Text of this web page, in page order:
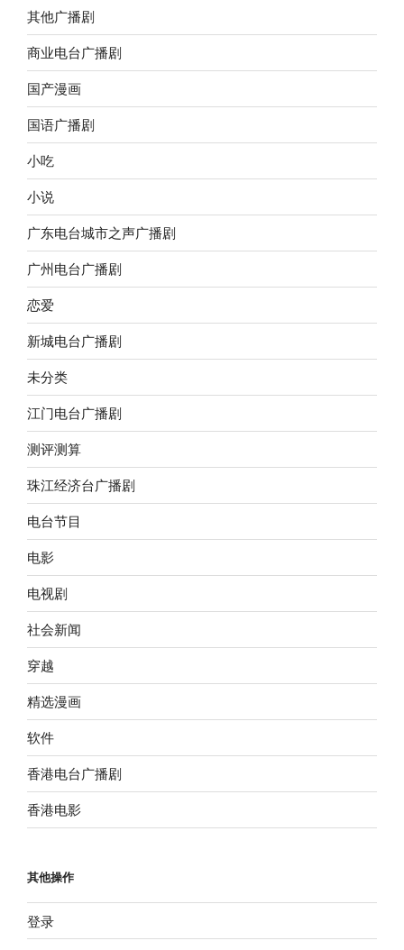
其他广播剧
商业电台广播剧
国产漫画
国语广播剧
小吃
小说
广东电台城市之声广播剧
广州电台广播剧
恋爱
新城电台广播剧
未分类
江门电台广播剧
测评测算
珠江经济台广播剧
电台节目
电影
电视剧
社会新闻
穿越
精选漫画
软件
香港电台广播剧
香港电影
其他操作
登录